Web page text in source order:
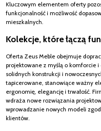
Kluczowym elementem oferty
funkcjonalność i możliwość
mieszkalnych.
Kolekcje, które łączą
Oferta Zeus Meble obejmuje
projektowane z myślą o komforcie
solidnych konstrukcji i
tapicerowane, stanowiące ważny
ergonomię, elegancję i trwałość.
wdraża nowe rozwiązania
wprowadzanie nowych modeli
klientów.